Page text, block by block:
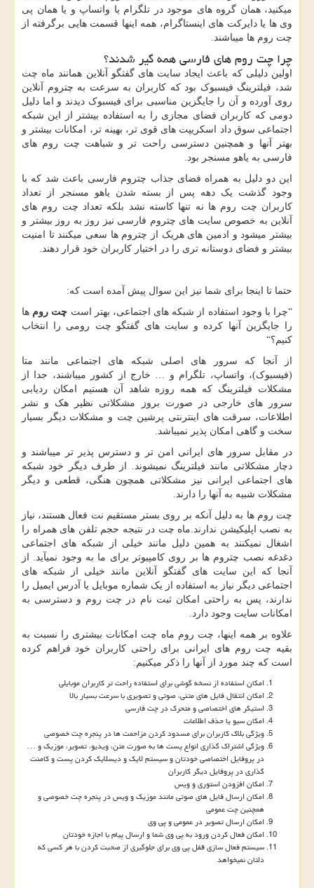
میکنید، همان گروه های موجود در تلگرام یا واتساپ و یا همان پی
وی ها یا دایرکت های اینستاگرام، همه اینها قسمت هایی برگرفته از
چت روم ها میباشند.
چرا چت روم های فارسی همه گیر شدند؟
اولین دلیلی که باعث ایجاد سایت های گفتگو آنلاین همانند ماه چت
شد، فیلترینگ فیسبوک بود که کاربران به سرعت به چتروم آنلاین
روی آورده و آن را جایگزین مناسبی برای فیسبوک دیدند و اما دلیل
دومی که کاربران فضای مجازی را به استفاده بیشتر از این شبکه
اجتماعی سوق داد اسکریپت های قوی تر، بهینه تر، امکانات بیشتر و
بهتر آنها و همچنین دسترسی راحت تر و شباهت چت روم های
فارسی به یاهو مسنجر بود.
این دو دلیل به همراه فضای جذاب چتروم فارسی باعث شد که با
وجود گذشت یک دهه پس از بسته شدن یاهو مسنجر از تعداد
کاربران چت روم ها نه تنها کاسته نشد بلکه تعداد چت روم های
آنلاین به خصوص سایت های چتروم فارسی نیز روز به روز بیشتر و
بیشتر میشود و ادمین های هریک از چتروم ها سعی میکنند تا امنیت
بیشتر و فضای دوستانه تری را در اختیار کاربران خود قرار دهند.
حتما تا اینجا برای شما نیز این سوال پیش آمده است که:
“چرا با وجود استفاده از شبکه های اجتماعی، بهتر است چت روم ها
را جایگزین آنها کرده و سایت های گفتگو چت رومی را انتخاب
کنیم؟“
از آنجا که سرور های اصلی شبکه های اجتماعی مانند متا
(فیسبوک)، واتساپ، تلگرام و … خارج از کشور میباشند، جدا از
مشکلات فیلترینگ که همه روزه شاهد آن هستیم امکان ردیابی
سرور های خارجی در صورت بروز مشکلاتی نظیر هک و نشر
اطلاعات، سرقت های اینترنتی پرشین چت و مشکلات دیگر بسیار
سخت و گاهی امکان پذیر نمیباشد.
در مقابل سرور های ایرانی امن تر و دسترس پذیر تر میباشند و
دچار مشکلاتی مانند فیلترینگ نمیشوند. از طرف دیگر خود شبکه
های اجتماعی ایرانی نیز مشکلاتی همچون هنگی، قطعی و دیگر
مشکلات شبیه به آنها را دارند.
چت روم ها به دلیل آنکه بر روی بستر مستقیم نت فعال هستند، نیاز
به نصب اپلیکیشن ندارند.ماه چت در نتیجه حجم تلفن های همراه را
اشغال نمیکنند به همین دلیل مانند خیلی از شبکه های اجتماعی
دغدغه نصب چتروم ها بر روی کامپیوتر برای ما به وجود نمیآید. از
آنجا که این سایت های گفتگو آنلاین مانند خیلی از شبکه های
اجتماعی دیگر نیاز به استفاده از یک شماره موبایل یا آدرس ایمیل را
ندارند، پس به راحتی امکان ثبت نام در چت روم و دسترسی به
امکانات سایت وجود دارد.
علاوه بر همه اینها، چت روم ماه چت امکانات بیشتری را نسبت به
بقیه چت روم های ایرانی برای راحتی کاربران خود فراهم کرده
است که چند مورد از آنها را ذکر میکنیم:
امکان استفاده از نسخه گوشی برای استفاده راحت تر کاربران موبایلی
امکان انتقال فایل های متنی، صوتی و تصویری با سرعت بسیار بالا
استیکر های اختصاصی و متحرک در چت فارسی
امکان سیو یا حذف اطلاعات
ویژگی بلاک کاربران برای مسدود کردن مزاحمت ها در پنجره چت خصوصی
ویژگی اشتراک گذاری انواع پست ها به صورت متن، ویدیو، تصویر، موزیک و …
در پروفایل اختصاصی خودتان و سیستم لایک و دیسلایک کردن پست و کامنت
گذاری در پروفایل دیگر کاربران
امکان افزودن استوری و ویس
امکان ارسال فایل های صوتی مانند موزیک و ویس در پنجره چت خصوصی و
همچنین چت عمومی
امکان ارسال تصویر در عمومی و پی وی
امکان فعال کردن ورود به پی وی شما و ارسال پیام با اجازه خودتان
سیستم فعال سازی قفل پی وی برای جلوگیری از صحبت کردن با هر کسی که
دلتان نمیخواهد